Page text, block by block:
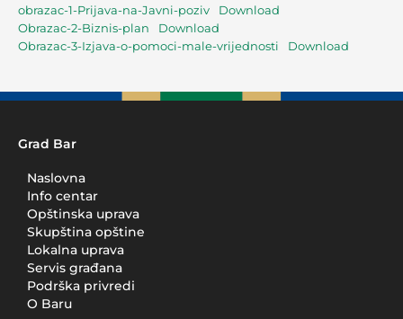
obrazac-1-Prijava-na-Javni-poziv
Download
Obrazac-2-Biznis-plan
Download
Obrazac-3-Izjava-o-pomoci-male-vrijednosti
Download
Grad Bar
Naslovna
Info centar
Opštinska uprava
Skupština opštine
Lokalna uprava
Servis građana
Podrška privredi
O Baru